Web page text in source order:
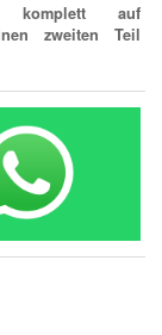
komplett auf
zweiten Teil